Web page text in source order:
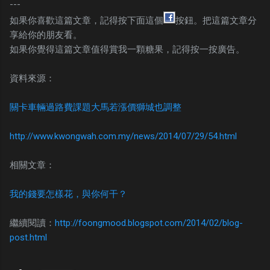
---
如果你喜歡這篇文章，記得按下面這個
按鈕。把這篇文章分
享給你的朋友看。
如果你覺得這篇文章值得賞我一顆糖果，記得按一按廣告。
資料來源：
關卡車輛過路費課題大馬若漲價獅城也調整
http://www.kwongwah.com.my/news/2014/07/29/54.html
相關文章：
我的錢要怎樣花，與你何干？
繼續閱讀： http://foongmood.blogspot.com/2014/02/blog-
post.html